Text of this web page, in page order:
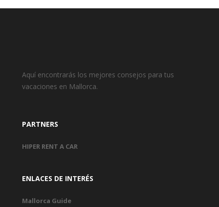
Aquí encontrarás los mejores consejos para tus
vacaciones en Mallorca.
PARTNERS
HIPER RENT A CAR
ENLACES DE INTERÉS
Mallorca Guide